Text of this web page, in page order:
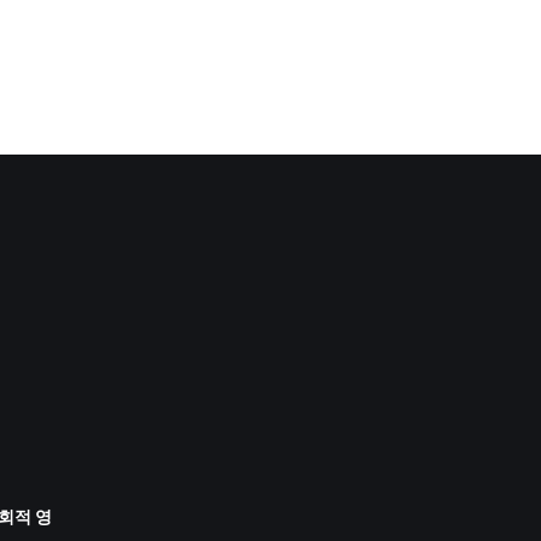
적 영